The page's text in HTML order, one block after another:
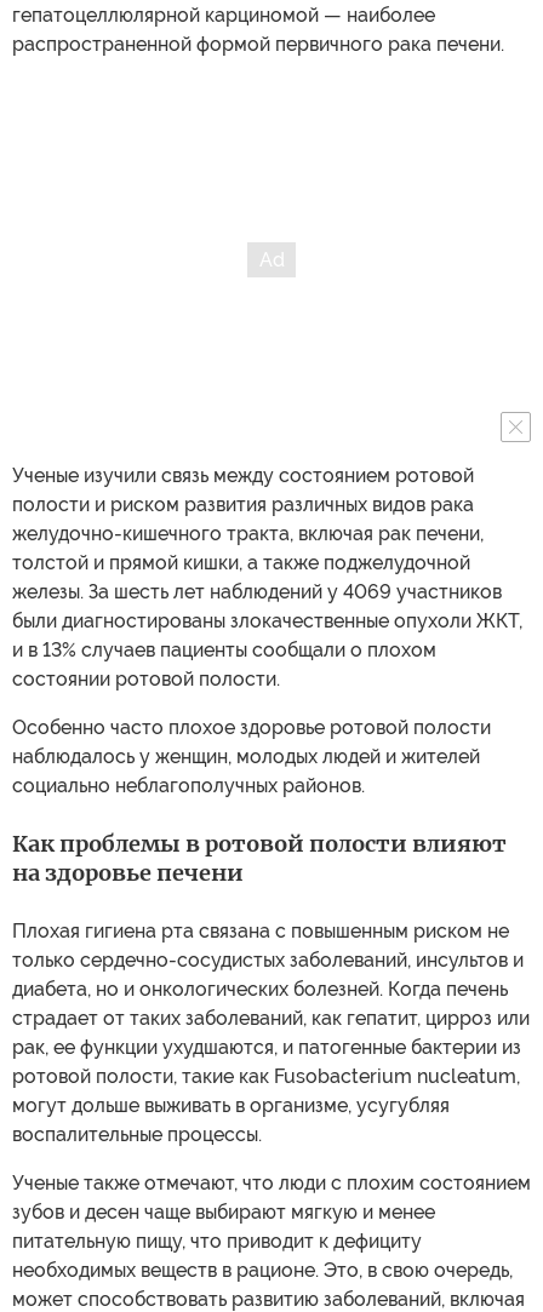
гепатоцеллюлярной карциномой — наиболее
распространенной формой первичного рака печени.
Ученые изучили связь между состоянием ротовой
полости и риском развития различных видов рака
желудочно-кишечного тракта, включая рак печени,
толстой и прямой кишки, а также поджелудочной
железы. За шесть лет наблюдений у 4069 участников
были диагностированы злокачественные опухоли ЖКТ,
и в 13% случаев пациенты сообщали о плохом
состоянии ротовой полости.
Особенно часто плохое здоровье ротовой полости
наблюдалось у женщин, молодых людей и жителей
социально неблагополучных районов.
Как проблемы в ротовой полости влияют
на здоровье печени
Плохая гигиена рта связана с повышенным риском не
только сердечно-сосудистых заболеваний, инсультов и
диабета, но и онкологических болезней. Когда печень
страдает от таких заболеваний, как гепатит, цирроз или
рак, ее функции ухудшаются, и патогенные бактерии из
ротовой полости, такие как Fusobacterium nucleatum,
могут дольше выживать в организме, усугубляя
воспалительные процессы.
Ученые также отмечают, что люди с плохим состоянием
зубов и десен чаще выбирают мягкую и менее
питательную пищу, что приводит к дефициту
необходимых веществ в рационе. Это, в свою очередь,
может способствовать развитию заболеваний, включая